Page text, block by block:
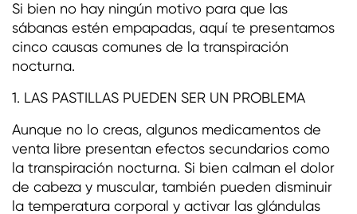
Si bien no hay ningún motivo para que las
sábanas estén empapadas, aquí te presentamos
cinco causas comunes de la transpiración
nocturna.
1. LAS PASTILLAS PUEDEN SER UN PROBLEMA
Aunque no lo creas, algunos medicamentos de
venta libre presentan efectos secundarios como
la transpiración nocturna. Si bien calman el dolor
de cabeza y muscular, también pueden disminuir
la temperatura corporal y activar las glándulas